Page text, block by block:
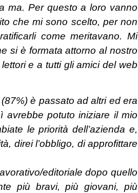
ma. Per questo a loro vanno
che mi sono scelto, per non
come meritavano. Mi
si è formata attorno al nostro
e a tutti gli amici del web
è passato ad altri ed era
avrebbe potuto iniziare il mio
le priorità dell’azienda e,
direi l’obbligo, di approfittare
editoriale dopo quello
più bravi, più giovani, più